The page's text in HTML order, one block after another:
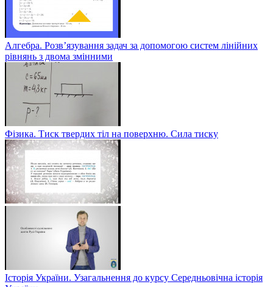
Алгебра. Розв’язування задач за допомогою систем лінійних
рівнянь з двома змінними
Фізика. Тиск твердих тіл на поверхню. Сила тиску
Історія України. Узагальнення до курсу Середньовічна історія